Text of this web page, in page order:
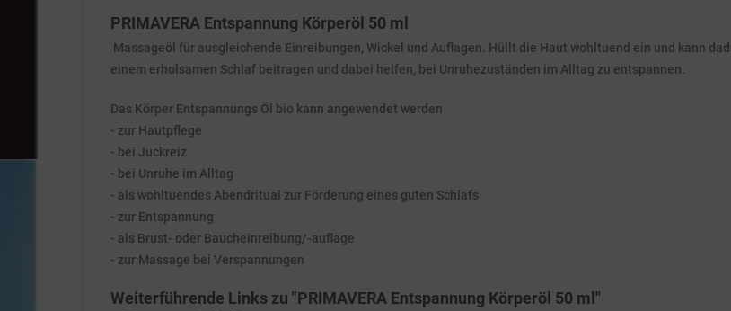
PRIMAVERA Entspannung Körperöl 50 ml
Massageöl für ausgleichende Einreibungen, Wickel und Auflagen. Hüllt die Haut wohltuend ein und kann
einem erholsamen Schlaf beitragen und dabei helfen, bei Unruhezuständen im Alltag zu entspannen.
Das Körper Entspannungs Öl bio kann angewendet werden
- zur Hautpflege
- bei Juckreiz
- bei Unruhe im Alltag
- als wohltuendes Abendritual zur Förderung eines guten Schlafs
- zur Entspannung
- als Brust- oder Baucheinreibung/-auflage
- zur Massage bei Verspannungen
Weiterführende Links zu "PRIMAVERA Entspannung Körperöl 50 ml"